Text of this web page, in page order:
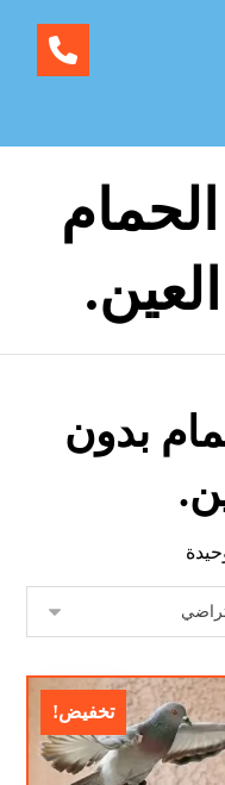
بدون
تخفيض!